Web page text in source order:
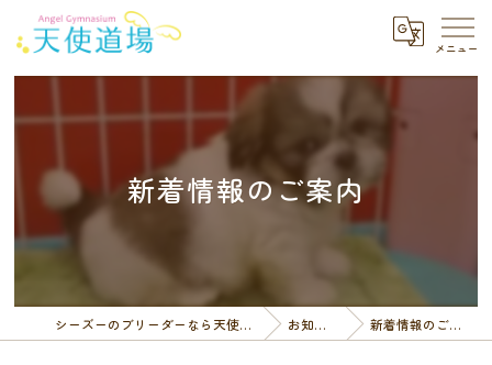
新着情報のご案内
シーズーのブリーダーなら天使道場 お知らせ 新着情報のご案内